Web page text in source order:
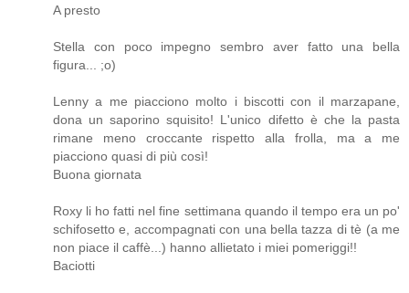
A presto
Stella con poco impegno sembro aver fatto una bella
figura... ;o)
Lenny a me piacciono molto i biscotti con il marzapane,
dona un saporino squisito! L'unico difetto è che la pasta
rimane meno croccante rispetto alla frolla, ma a me
piacciono quasi di più così!
Buona giornata
Roxy li ho fatti nel fine settimana quando il tempo era un po'
schifosetto e, accompagnati con una bella tazza di tè (a me
non piace il caffè...) hanno allietato i miei pomeriggi!!
Baciotti